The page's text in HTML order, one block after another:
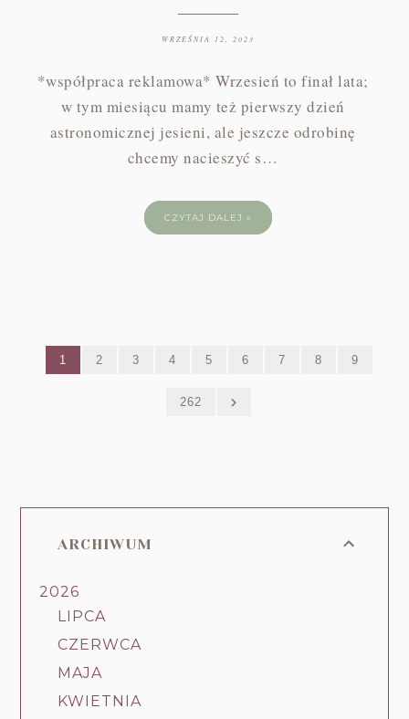
WRZEŚNIA 12, 2023
*współpraca reklamowa* Wrzesień to finał lata;
w tym miesiącu mamy też pierwszy dzień
astronomicznej jesieni, ale jeszcze odrobinę
chcemy nacieszyć s…
CZYTAJ DALEJ »
1 2 3 4 5 6 7 8 9
262
ARCHIWUM
2026
LIPCA
CZERWCA
MAJA
KWIETNIA